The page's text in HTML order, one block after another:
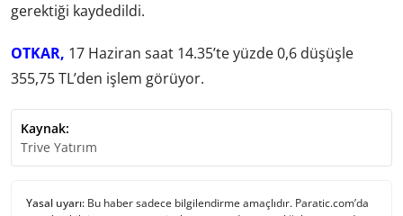
gerektiği kaydedildi.
OTKAR, 17 Haziran saat 14.35’te yüzde 0,6 düşüşle
355,75 TL’den işlem görüyor.
Kaynak:
Trive Yatırım
Yasal uyarı: Bu haber sadece bilgilendirme amaçlıdır. Paratic.com’da